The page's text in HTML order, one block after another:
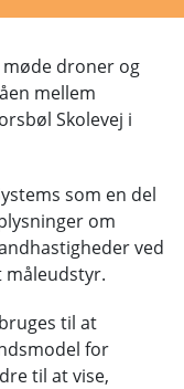
droner og
mellem
Skolevej i
som en del
om
ved
til at
for
til at vise,